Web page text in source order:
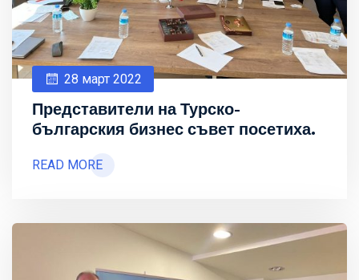
28 март 2022
Представители на Турско-
българския бизнес съвет посетиха.
READ MORE